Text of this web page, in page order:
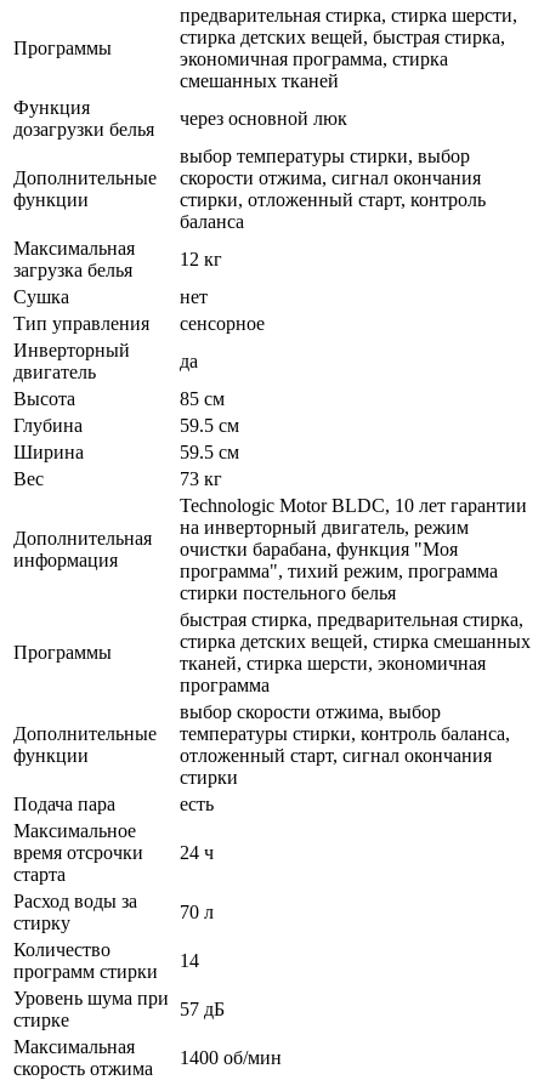
Программы
предварительная стирка, стирка шерсти,
стирка детских вещей, быстрая стирка,
экономичная программа, стирка
смешанных тканей
Функция
дозагрузки белья
через основной люк
Дополнительные
функции
выбор температуры стирки, выбор
скорости отжима, сигнал окончания
стирки, отложенный старт, контроль
баланса
Максимальная
загрузка белья
12 кг
Сушка
нет
Тип управления
сенсорное
Инверторный
двигатель
да
Высота
85 см
Глубина
59.5 см
Ширина
59.5 см
Вес
73 кг
Дополнительная
информация
Technologic Motor BLDC, 10 лет гарантии
на инверторный двигатель, режим
очистки барабана, функция "Моя
программа", тихий режим, программа
стирки постельного белья
Программы
быстрая стирка, предварительная стирка,
стирка детских вещей, стирка смешанных
тканей, стирка шерсти, экономичная
программа
Дополнительные
функции
выбор скорости отжима, выбор
температуры стирки, контроль баланса,
отложенный старт, сигнал окончания
стирки
Подача пара
есть
Максимальное
время отсрочки
старта
24 ч
Расход воды за
стирку
70 л
Количество
программ стирки
14
Уровень шума при
стирке
57 дБ
Максимальная
скорость отжима
1400 об/мин